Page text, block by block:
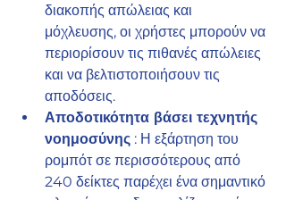
διακοπής απώλειας και
μόχλευσης, οι χρήστες μπορούν να
περιορίσουν τις πιθανές απώλειες
και να βελτιστοποιήσουν τις
αποδόσεις.
Αποδοτικότητα βάσει τεχνητής
νοημοσύνης : Η εξάρτηση του
ρομπότ σε περισσότερους από
240 δείκτες παρέχει ένα σημαντικό